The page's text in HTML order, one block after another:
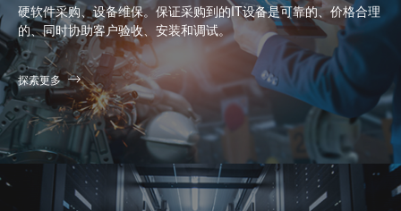
硬软件采购、设备维保。保证采购到的IT设备是可靠的、价格合理
的、同时协助客户验收、安装和调试。
探索更多